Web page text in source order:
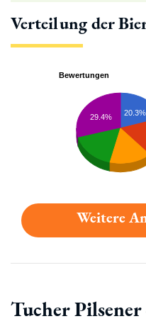
Verteilung der
Bewertungen
20.3%
29.4%
Weitere
Tucher